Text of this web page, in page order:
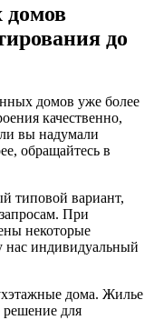
домов
до
домов уже более
качественно,
вы надумали
обращайтесь в
типовой вариант,
При
некоторые
нас индивидуальный
дома. Жилье
решение для